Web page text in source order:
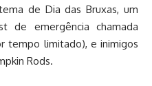
de Dia das Bruxas, um
de emergência chamada
tempo limitado), e inimigos
Rods.